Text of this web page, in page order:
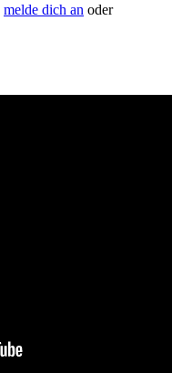
melde dich an oder